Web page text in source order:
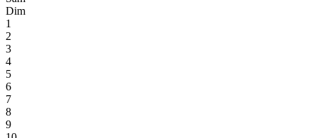
Dim
1
2
3
4
5
6
7
8
9